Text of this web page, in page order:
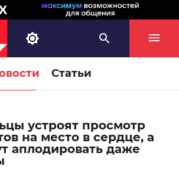
Статьи
устроят просмотр
на место в сердце, а
аплодировать даже